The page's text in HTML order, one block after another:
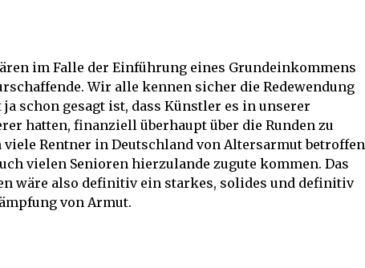
im Falle der Einführung eines Grundeinkommens
Wir alle kennen sicher die Redewendung
schon gesagt ist, dass Künstler es in unserer
hatten, finanziell überhaupt über die Runden zu
Rentner in Deutschland von Altersarmut betroffen
vielen Senioren hierzulande zugute kommen. Das
wäre also definitiv ein starkes, solides und definitiv
von Armut.